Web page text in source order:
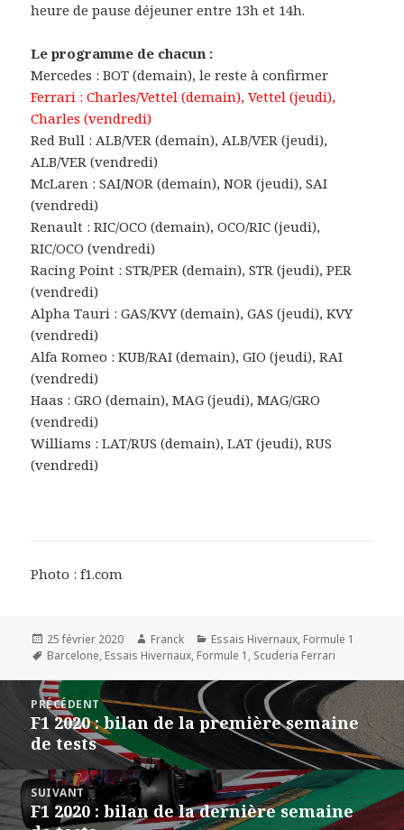
heure de pause déjeuner entre 13h et 14h.
Le programme de chacun :
Mercedes : BOT (demain), le reste à confirmer
Ferrari : Charles/Vettel (demain), Vettel (jeudi),
Charles (vendredi)
Red Bull : ALB/VER (demain), ALB/VER (jeudi),
ALB/VER (vendredi)
McLaren : SAI/NOR (demain), NOR (jeudi), SAI
(vendredi)
Renault : RIC/OCO (demain), OCO/RIC (jeudi),
RIC/OCO (vendredi)
Racing Point : STR/PER (demain), STR (jeudi), PER
(vendredi)
Alpha Tauri : GAS/KVY (demain), GAS (jeudi), KVY
(vendredi)
Alfa Romeo : KUB/RAI (demain), GIO (jeudi), RAI
(vendredi)
Haas : GRO (demain), MAG (jeudi), MAG/GRO
(vendredi)
Williams : LAT/RUS (demain), LAT (jeudi), RUS
(vendredi)
Photo : f1.com
Publié
le
25 février 2020 Auteur
Franck Catégories
Essais Hivernaux, Formule 1
Mots-
Barcelone, Essais Hivernaux, Formule 1 , Scuderia Ferrari
Navigation
l’article
PRÉCÉDENT
Article
précédent :
F1 2020 : bilan de la première semaine
de tests
SUIVANT
Article
F1 2020 : bilan de la dernière semaine